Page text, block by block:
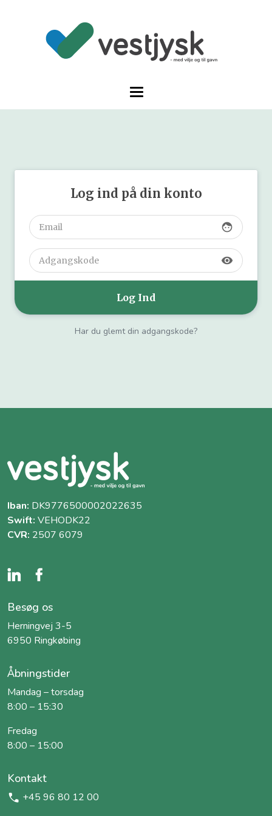
Log ind på din konto
face
visibility
Har du glemt din adgangskode?
Iban: DK9776500002022635
Swift: VEHODK22
CVR: 2507 6079
Besøg os
Herningvej 3-5
6950 Ringkøbing
Åbningstider
Mandag – torsdag
8:00 – 15:30
Fredag
8:00 – 15:00
Kontakt
+45 96 80 12 00